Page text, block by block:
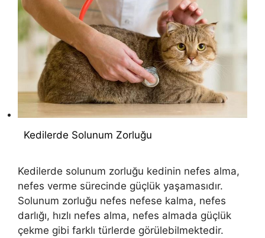
Kedilerde Solunum Zorluğu
Kedilerde solunum zorluğu kedinin nefes alma,
nefes verme sürecinde güçlük yaşamasıdır.
Solunum zorluğu nefes nefese kalma, nefes
darlığı, hızlı nefes alma, nefes almada güçlük
çekme gibi farklı türlerde görülebilmektedir.